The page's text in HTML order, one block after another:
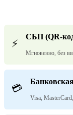
⚡
СБП (QR-
Мгновенно, без
💳
Visa,